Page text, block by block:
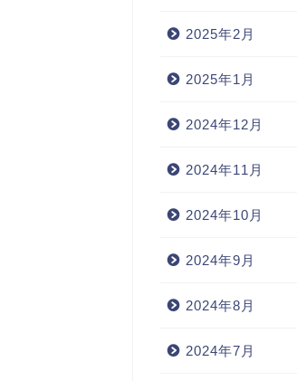
2025年2月
2025年1月
2024年12月
2024年11月
2024年10月
2024年9月
2024年8月
2024年7月